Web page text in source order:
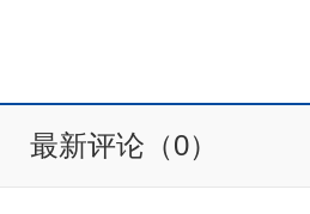
最新评论（0）